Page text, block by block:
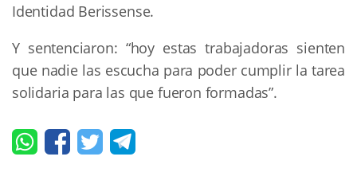
Identidad Berissense.
Y sentenciaron: “hoy estas trabajadoras sienten
que nadie las escucha para poder cumplir la tarea
solidaria para las que fueron formadas”.